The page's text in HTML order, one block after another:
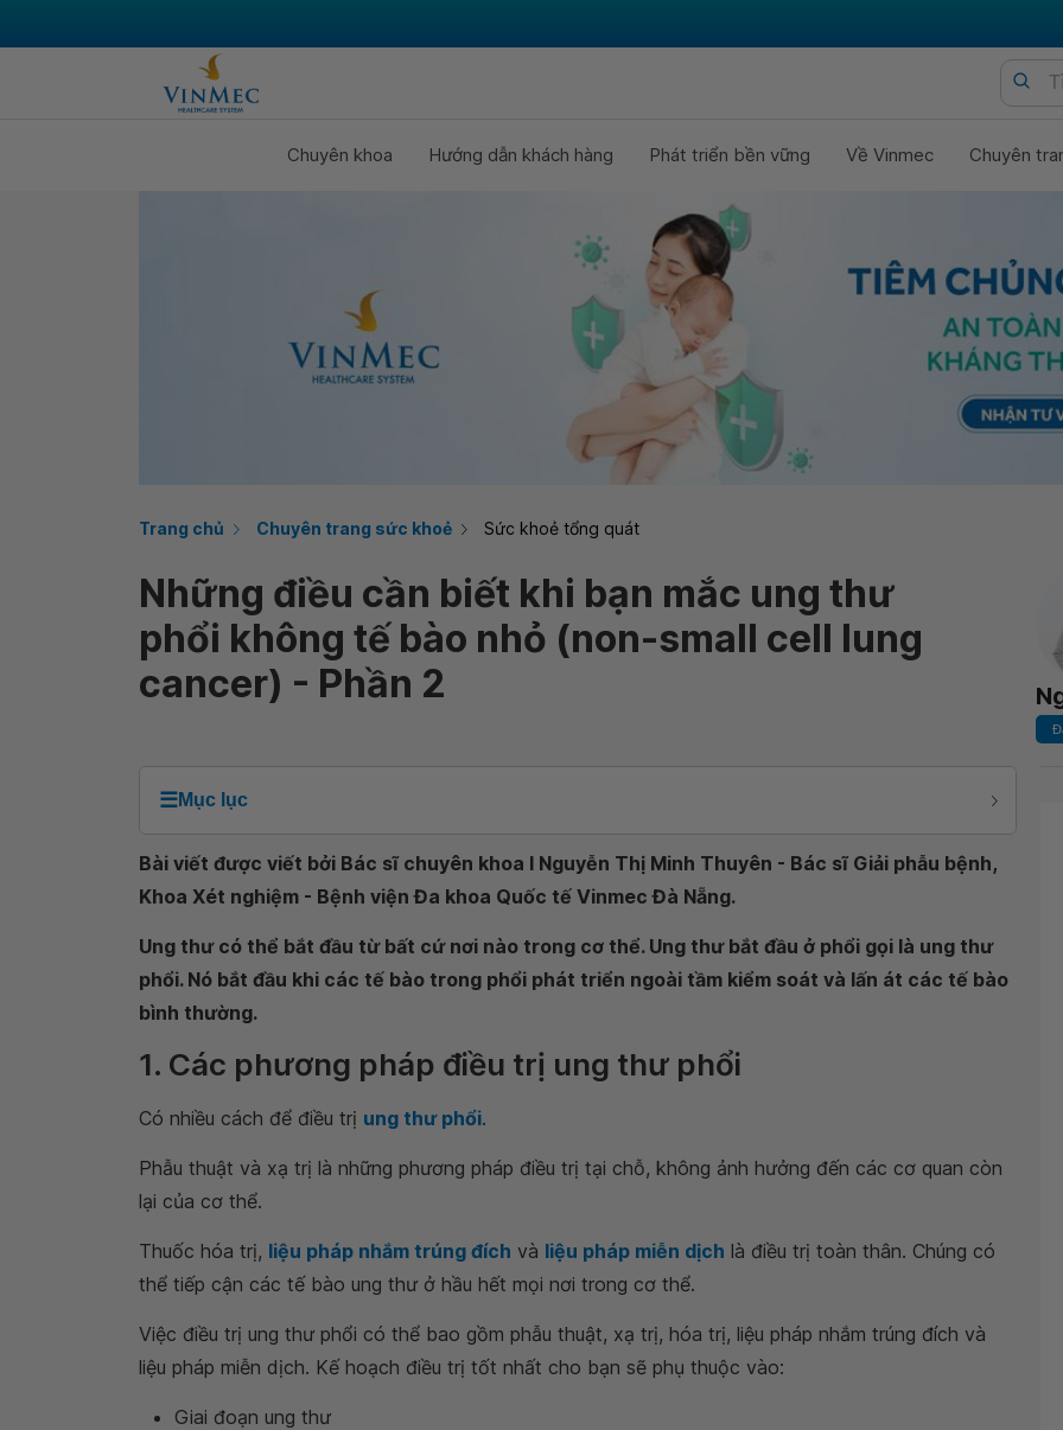
Chuyên khoa Hướng dẫn khách hàng Phát triển bền vững Về Vinmec Chuyên
Trang chủ Chuyên trang sức khoẻ Sức khoẻ tổng quát
Những điều cần biết khi bạn mắc ung thư
phổi không tế bào nhỏ (non-small cell lung
cancer) - Phần 2
☰Mục lục
Bài viết được viết bởi Bác sĩ chuyên khoa I Nguyễn Thị Minh Thuyên - Bác sĩ Giải phẫu bệnh,
Khoa Xét nghiệm - Bệnh viện Đa khoa Quốc tế Vinmec Đà Nẵng.
Ung thư có thể bắt đầu từ bất cứ nơi nào trong cơ thể. Ung thư bắt đầu ở phổi gọi là ung thư
phổi. Nó bắt đầu khi các tế bào trong phổi phát triển ngoài tầm kiểm soát và lấn át các tế bào
bình thường.
1. Các phương pháp điều trị ung thư phổi
Có nhiều cách để điều trị ung thư phổi.
Phẫu thuật và xạ trị là những phương pháp điều trị tại chỗ, không ảnh hưởng đến các cơ quan còn
lại của cơ thể.
Thuốc hóa trị, liệu pháp nhắm trúng đích và liệu pháp miễn dịch là điều trị toàn thân. Chúng có
thể tiếp cận các tế bào ung thư ở hầu hết mọi nơi trong cơ thể.
Việc điều trị ung thư phổi có thể bao gồm phẫu thuật, xạ trị, hóa trị, liệu pháp nhắm trúng đích và
liệu pháp miễn dịch. Kế hoạch điều trị tốt nhất cho bạn sẽ phụ thuộc vào:
Giai đoạn ung thư